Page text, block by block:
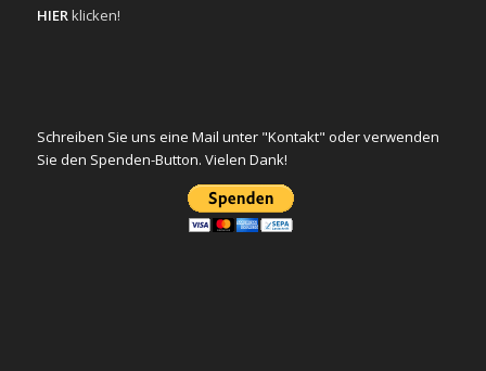
HIERklicken!
Schreiben Sie uns eine Mail unter "Kontakt" oder verwenden
Sie den Spenden-Button. Vielen Dank!